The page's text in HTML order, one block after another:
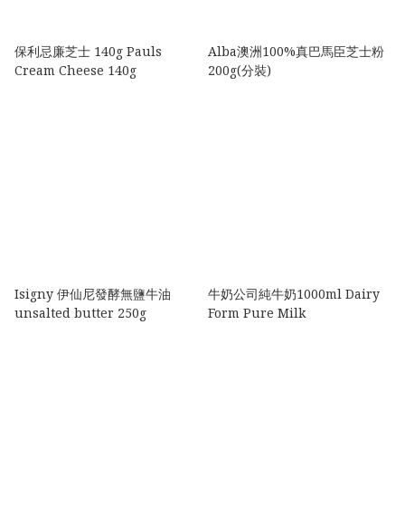
保利忌廉芝士 140g Pauls
Cream Cheese 140g
Alba澳洲100%真巴馬臣芝士粉
200g(分裝)
Isigny 伊仙尼發酵無鹽牛油
unsalted butter 250g
牛奶公司純牛奶1000ml Dairy
Form Pure Milk